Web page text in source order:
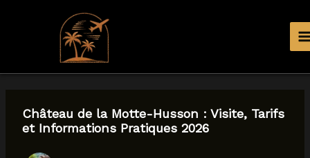
Aller
contenuChâteau de la Motte-Husson : Visite, Tarifs
et Informations Pratiques 2026